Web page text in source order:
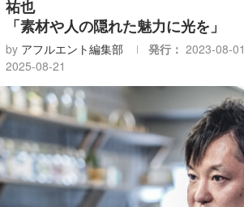
祐也
「素材や人の隠れた魅力に光を」
by アフルエント編集部 発行： 2023-08-01
2025-08-21